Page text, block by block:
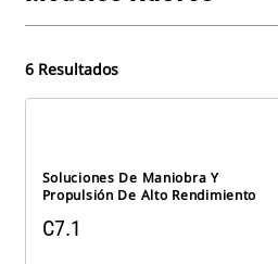
6 Resultados
Soluciones De Maniobra Y
Propulsión De Alto Rendimiento
C7.1